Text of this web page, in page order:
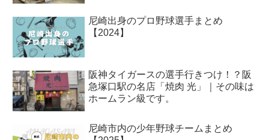
尼崎出身のプロ野球選手まとめ
【2024】
阪神タイガースの選手行きつけ！？阪
急塚口駅の名店「焼肉 光」｜その味は
ホームラン級です。
尼崎市内の少年野球チームまとめ